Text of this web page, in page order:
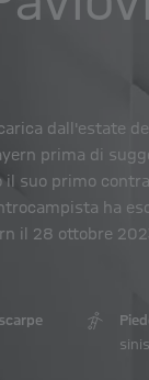
dall'estate
prima di
suo primo
ha
il 28 ottobre